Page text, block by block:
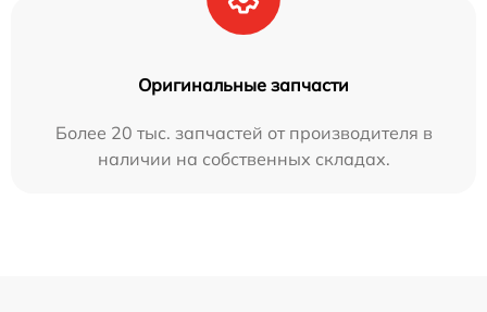
Оригинальные запчасти
Более 20 тыс. запчастей от производителя в
наличии на собственных складах.